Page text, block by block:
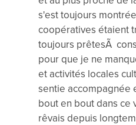
s'est toujours
coopératives étaient
toujours prêtesÃ
pour que je ne
et activités locales
sentie accompagnée
bout en bout dans ce
rêvais depuis